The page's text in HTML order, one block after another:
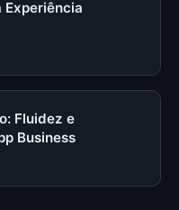
Experiência
Fluidez e
Business